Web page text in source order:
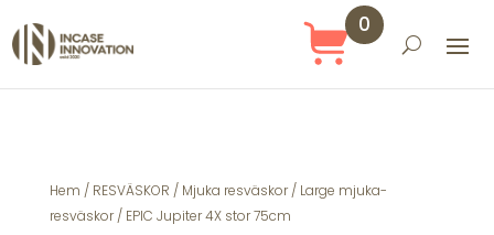
0
Hem / RESVÄSKOR / Mjuka resväskor/ Large mjuka-
resväskor/ EPIC Jupiter 4X stor 75cm